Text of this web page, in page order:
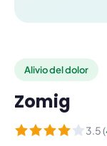
Alivio del dolor
Zomig
3.5 (